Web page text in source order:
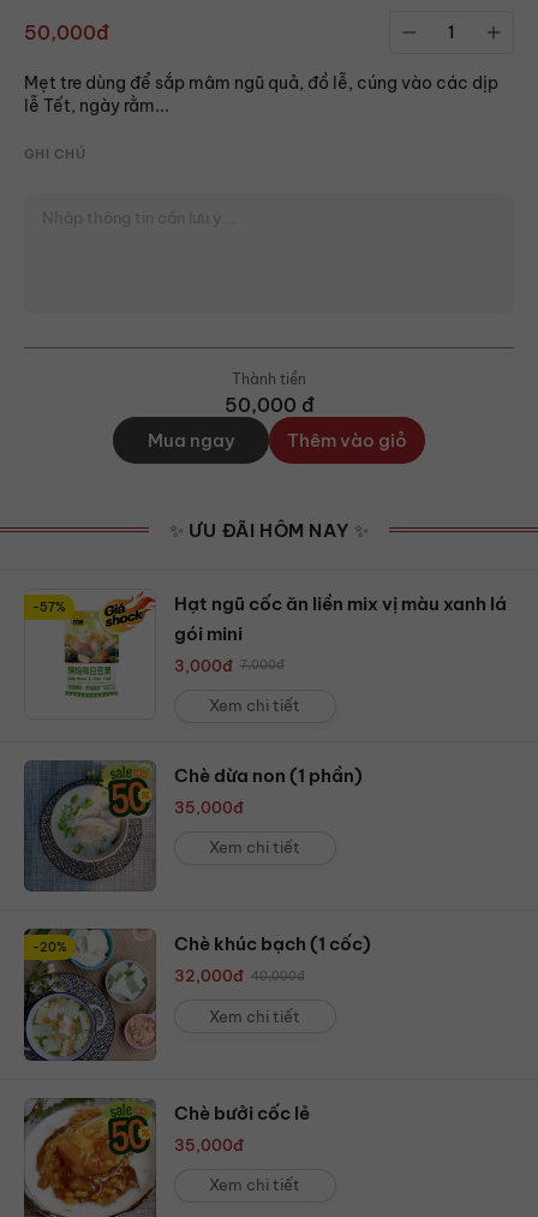
50,000đ
Mẹt tre dùng để sắp mâm ngũ quả, đồ lễ, cúng vào các dịp
lễ Tết, ngày rằm...
GHI CHÚ
Thành tiền
50,000 đ
Mua ngay Thêm vào giỏ
✨ ƯU ĐÃI HÔM NAY ✨
-57%
Hạt ngũ cốc ăn liền mix vị màu xanh lá
gói mini
3,000đ 7,000đ
Xem chi tiết
Chè dừa non (1 phần)
35,000đ
Xem chi tiết
-20% Chè khúc bạch (1 cốc)
32,000đ 40,000đ
Xem chi tiết
Chè bưởi cốc lẻ
35,000đ
Xem chi tiết